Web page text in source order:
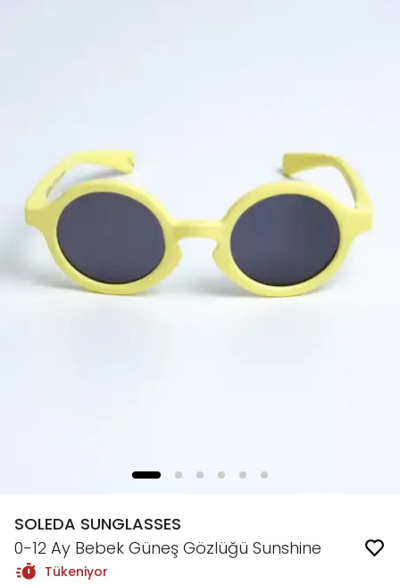
SOLEDA SUNGLASSES
0-12 Ay Bebek Güneş Gözlüğü Sunshine
Tükeniyor